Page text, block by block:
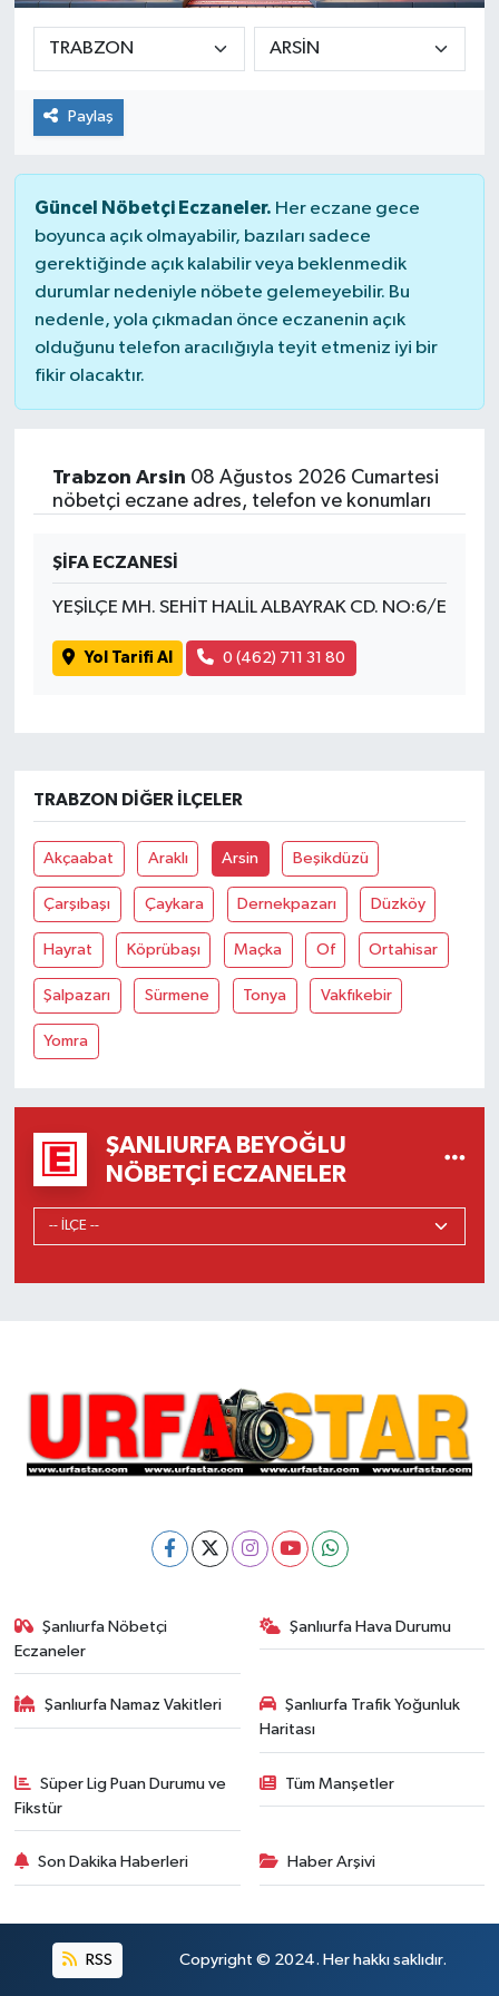
Paylaş
Güncel Nöbetçi Eczaneler. Her eczane gece
boyunca açık olmayabilir, bazıları sadece
gerektiğinde açık kalabilir veya beklenmedik
durumlar nedeniyle nöbete gelemeyebilir. Bu
nedenle, yola çıkmadan önce eczanenin açık
olduğunu telefon aracılığıyla teyit etmeniz iyi bir
fikir olacaktır.
Trabzon Arsin 08 Ağustos 2026 Cumartesi
nöbetçi eczane adres, telefon ve konumları
ŞİFA ECZANESİ
YEŞİLÇE MH. SEHİT HALİL ALBAYRAK CD. NO:6/E
Yol Tarifi Al 0 (462) 711 31 80
TRABZON DIĞER İLÇELER
Akçaabat Araklı Arsin Beşikdüzü
Çarşıbaşı Çaykara Dernekpazarı Düzköy
Hayrat Köprübaşı Maçka Of Ortahisar
Şalpazarı Sürmene Tonya Vakfıkebir
Yomra
ŞANLIURFA BEYOĞLU
NÖBETÇI ECZANELER
Şanlıurfa Nöbetçi
Eczaneler
Şanlıurfa Hava Durumu
Şanlıurfa Namaz Vakitleri
Şanlıurfa Trafik Yoğunluk
Haritası
Süper Lig Puan Durumu ve
Fikstür
Tüm Manşetler
Son Dakika Haberleri Haber Arşivi
RSS Copyright © 2024. Her hakkı saklıdır.